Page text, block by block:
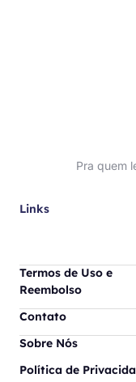
Pra quem
Links
Termos de Uso e
Reembolso
Contato
Sobre Nós
Política de